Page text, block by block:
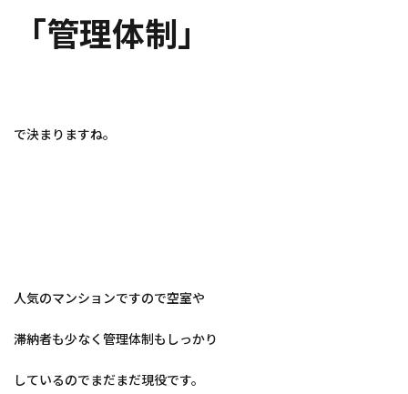
「管理体制」
で決まりますね。
人気のマンションですので空室や
滞納者も少なく管理体制もしっかり
しているのでまだまだ現役です。